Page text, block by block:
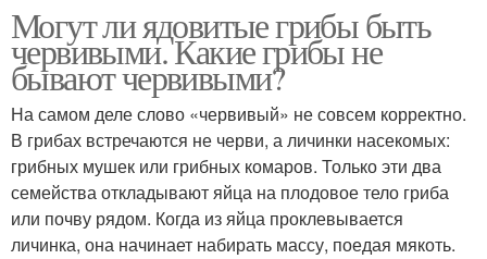
Могут ли ядовитые грибы быть
червивыми. Какие грибы не
бывают червивыми?
На самом деле слово «червивый» не совсем корректно.
В грибах встречаются не черви, а личинки насекомых:
грибных мушек или грибных комаров. Только эти два
семейства откладывают яйца на плодовое тело гриба
или почву рядом. Когда из яйца проклевывается
личинка, она начинает набирать массу, поедая мякоть.